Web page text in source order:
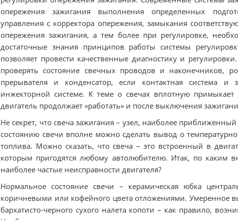
опережения зажигания выполнения определенных
управления с корректора опережения, замыкания
опережения зажигания, а тем более при регулировке,
достаточные знания принципов работы системы
позволяет провести качественные диагностику и
проверять состояние свечных проводов и наконечников,
прерывателя и конденсатор, если контактная система и
инжекторной системе. К теме о свечах вплотную примыкает
двигатель продолжает «работать» и после выключения
Не секрет, что свеча зажигания – узел, наиболее
состоянию свечи вполне можно сделать вывод о
топлива. Можно сказать, что свеча – это встроенный в
которым пригодятся любому автолюбителю. Итак, по каким
наиболее частые неисправности двигателя?
Нормальное состояние свечи – керамическая юбка
коричневыми или кофейного цвета отложениями. Умеренное
бархатисто-черного сухого налета копоти – как правило,